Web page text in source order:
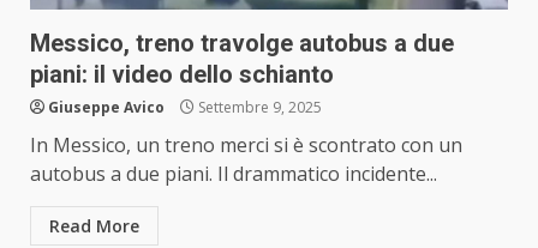
Messico, treno travolge autobus a due
piani: il video dello schianto
Giuseppe Avico Settembre 9, 2025
In Messico, un treno merci si è scontrato con un
autobus a due piani. Il drammatico incidente...
Read More